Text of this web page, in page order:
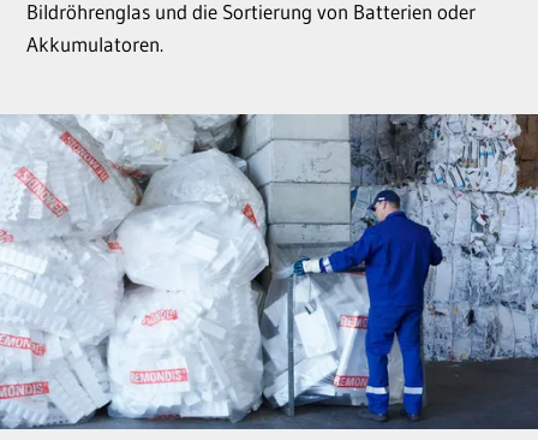
Bildröhrenglas und die Sortierung von Batterien oder
Akkumulatoren.